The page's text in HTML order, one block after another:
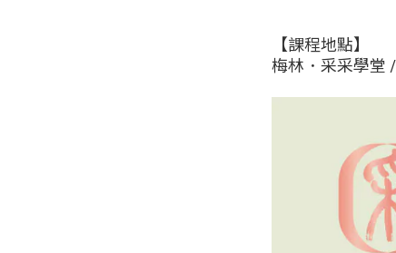
【課程地點】
梅林．采采學堂